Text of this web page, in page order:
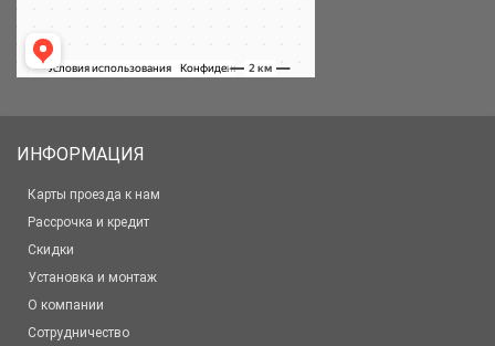
ИНФОРМАЦИЯ
Карты проезда к нам
Рассрочка и кредит
Скидки
Установка и монтаж
О компании
Сотрудничество